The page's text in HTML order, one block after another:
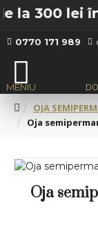
300 lei în
0770 171 989
OJA
Oja
Oja